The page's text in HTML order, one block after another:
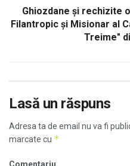
Ghiozdane şi rechizite
Filantropic și Misionar al
Treime"
Lasă un răspuns
Adresa ta de email nu va fi
marcate cu *
Comentariu